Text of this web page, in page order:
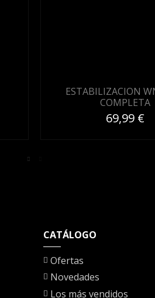
ESTABILIZACION
COMPLETA
69,99 €
CATÁLOGO
Ofertas
Novedades
Los más vendidos